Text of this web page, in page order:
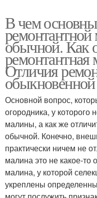
В чем
обычной. Как
ремонтантная
Отличия
обыкновенной
Основной вопрос,
огородника, у
малины, а как же
обычной. Конечно,
практически ничем не
малина это не какое-то
малина, у которой
укреплены